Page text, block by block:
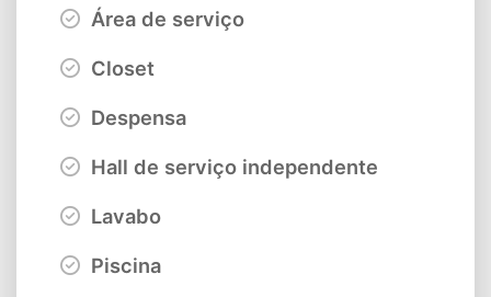
Área de serviço
Closet
Despensa
Hall de serviço independente
Lavabo
Piscina